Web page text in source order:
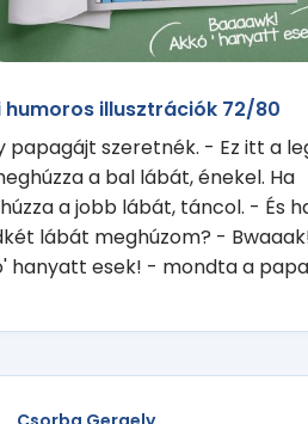
humoros illusztrációk 72/80
papagájt szeretnék. - Ez itt a
a bal lábát, énekel. Ha
a jobb lábát, táncol. - És
lábát meghúzom? -
hanyatt esek! - mondta a